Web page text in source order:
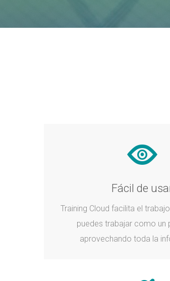
Fácil de
Training Cloud facilita el
puedes trabajar como un
aprovechando toda la